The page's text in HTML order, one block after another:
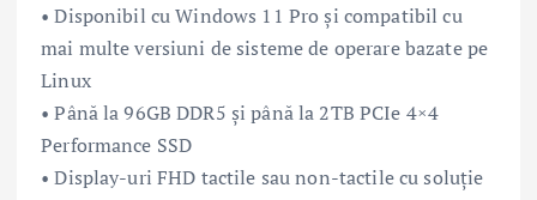
• Disponibil cu Windows 11 Pro și compatibil cu
mai multe versiuni de sisteme de operare bazate pe
Linux
• Până la 96GB DDR5 și până la 2TB PCIe 4×4
Performance SSD
• Display-uri FHD tactile sau non-tactile cu soluție